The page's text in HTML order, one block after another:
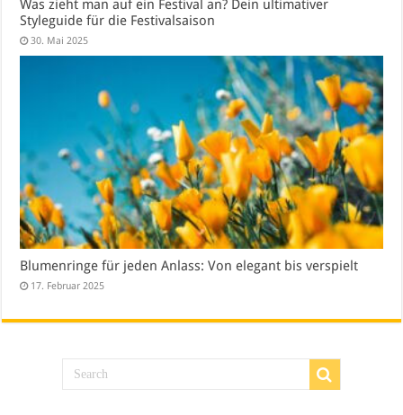
Was zieht man auf ein Festival an? Dein ultimativer
Styleguide für die Festivalsaison
30. Mai 2025
Blumenringe für jeden Anlass: Von elegant bis verspielt
17. Februar 2025